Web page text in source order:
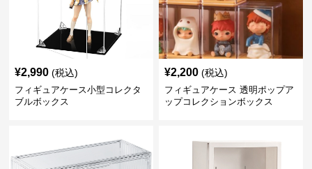
¥2,990 (税込)
フィギュアケース小型コレクタ
ブルボックス
¥2,200 (税込)
フィギュアケース 透明ポップア
ップコレクションボックス